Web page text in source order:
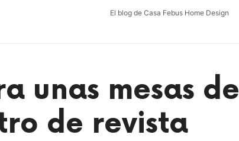
El blog de Casa Febus Home Design
unas mesas de
de revista